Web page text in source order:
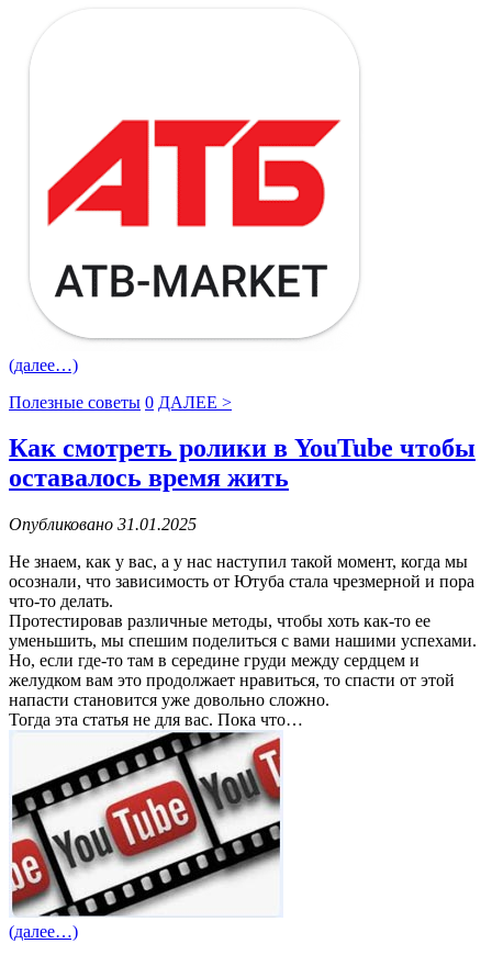
(далее…)
Полезные советы 0 ДАЛЕЕ >
Как смотреть ролики в YouTube чтобы
оставалось время жить
Опубликовано 31.01.2025
Не знаем, как у вас, а у нас наступил такой момент, когда мы
осознали, что зависимость от Ютуба стала чрезмерной и пора
что-то делать.
Протестировав различные методы, чтобы хоть как-то ее
уменьшить, мы спешим поделиться с вами нашими успехами.
Но, если где-то там в середине груди между сердцем и
желудком вам это продолжает нравиться, то спасти от этой
напасти становится уже довольно сложно.
Тогда эта статья не для вас. Пока что…
(далее…)